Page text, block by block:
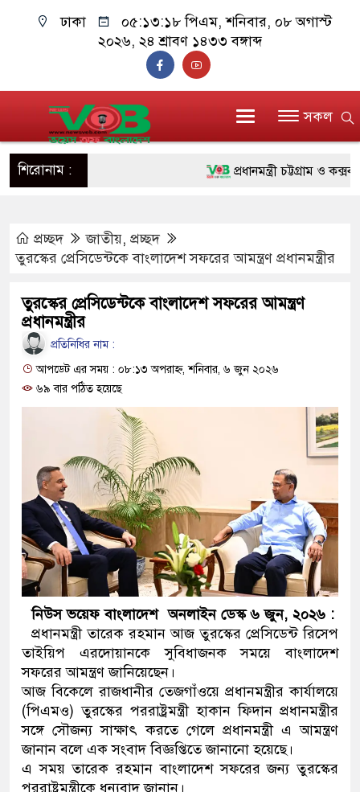
ঢাকা ০৫:১৩:১৯ পিএম, শনিবার, ০৮ অগাস্ট
২০২৬, ২৪ শ্রাবণ ১৪৩৩ বঙ্গাব্দ
সকল
শিরোনাম : প্রধানমন্ত্রী চট্টগ্রাম ও
দাঁড়াবে : ডা. জুবাইদা রহমান
ও বিশ্বাসযোগ্য: প্রধানমন্ত্রী
মাননীয় প্রধানমন্ত্রী, মন্ত্রীবর্গ
সিল-স্বাক্ষর জালিয়াতি চক্রের পাঁচ
উদ্ধার
জনগণ পরিবর্তন চেয়েছে
প্রধানমন্ত্রী
মিরপুর মডেল থানার
মাদক কারবারি গ্রেফতার
২৮ লাখ টাকার জাল নোটসহ
যেকোনো সময় বেনজীরের
নেতৃত্ব ও গণতন্ত্রের মূর্তমান
প্রচ্ছদ জাতীয়, প্রচ্ছদ
তুরস্কের প্রেসিডেন্টকে বাংলাদেশ সফরের আমন্ত্রণ প্রধানমন্ত্রীর
তুরস্কের প্রেসিডেন্টকে বাংলাদেশ সফরের আমন্ত্রণ
প্রধানমন্ত্রীর
প্রতিনিধির নাম :
আপডেট এর সময় : ০৮:১৩ অপরাহ্ন, শনিবার, ৬ জুন ২০২৬
৬৯ বার পঠিত হয়েছে
নিউস ভয়েফ বাংলাদেশ অনলাইন ডেস্ক ৬ জুন, ২০২৬ :
প্রধানমন্ত্রী তারেক রহমান আজ তুরস্কের প্রেসিডেন্ট রিসেপ
তাইয়িপ এরদোয়ানকে সুবিধাজনক সময়ে বাংলাদেশ
সফরের আমন্ত্রণ জানিয়েছেন।
আজ বিকেলে রাজধানীর তেজগাঁওয়ে প্রধানমন্ত্রীর কার্যালয়ে
(পিএমও) তুরস্কের পররাষ্ট্রমন্ত্রী হাকান ফিদান প্রধানমন্ত্রীর
সঙ্গে সৌজন্য সাক্ষাৎ করতে গেলে প্রধানমন্ত্রী এ আমন্ত্রণ
জানান বলে এক সংবাদ বিজ্ঞপ্তিতে জানানো হয়েছে।
এ সময় তারেক রহমান বাংলাদেশ সফরের জন্য তুরস্কের
পররাষ্ট্রমন্ত্রীকে ধন্যবাদ জানান।